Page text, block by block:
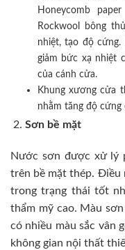
Honeycomb
Rockwool bông
nhiệt, tạo độ cứng.
giảm bức xạ nhiệt
của cánh cửa.
Khung xương cửa
nhằm tăng độ cứng
Sơn bề mặt
Nước sơn được xử lý
trên bề mặt thép. Điều
trong trạng thái tốt
thẩm mỹ cao. Màu
có nhiều màu sắc vân
không gian nội thất